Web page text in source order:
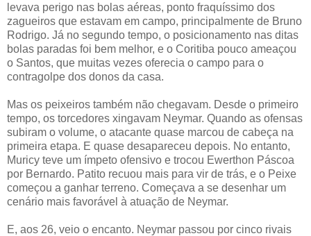
levava perigo nas bolas aéreas, ponto fraquíssimo dos
zagueiros que estavam em campo, principalmente de Bruno
Rodrigo. Já no segundo tempo, o posicionamento nas ditas
bolas paradas foi bem melhor, e o Coritiba pouco ameaçou
o Santos, que muitas vezes oferecia o campo para o
contragolpe dos donos da casa.
Mas os peixeiros também não chegavam. Desde o primeiro
tempo, os torcedores xingavam Neymar. Quando as ofensas
subiram o volume, o atacante quase marcou de cabeça na
primeira etapa. E quase desapareceu depois. No entanto,
Muricy teve um ímpeto ofensivo e trocou Ewerthon Páscoa
por Bernardo. Patito recuou mais para vir de trás, e o Peixe
começou a ganhar terreno. Começava a se desenhar um
cenário mais favorável à atuação de Neymar.
E, aos 26, veio o encanto. Neymar passou por cinco rivais